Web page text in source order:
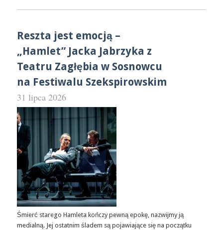
Reszta jest emocją –
„Hamlet” Jacka Jabrzyka z
Teatru Zagłębia w Sosnowcu
na Festiwalu Szekspirowskim
31 lipca 2026
Śmierć starego Hamleta kończy pewną epokę, nazwijmy ją
medialną. Jej ostatnim śladem są pojawiające się na początku